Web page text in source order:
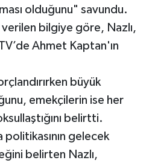
olduğunu" savundu.
verilen bilgiye göre, Nazlı,
TV’de Ahmet Kaptan'ın
büyük
emekçilerin ise her
belirtti.
gelecek
belirten Nazlı,